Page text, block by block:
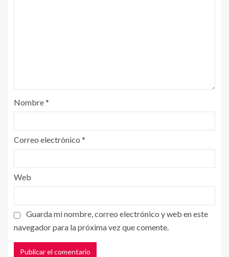
Nombre*
Correo electrónico *
Web
Guarda mi nombre, correo electrónico y web en este
navegador para la próxima vez que comente.